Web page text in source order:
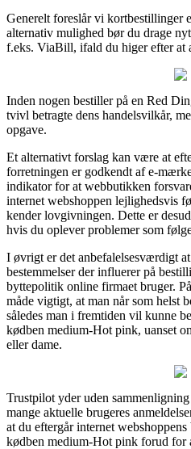
Generelt foreslår vi kortbestillinger
alternativ mulighed bør du drage
f.eks. ViaBill, ifald du higer efter at
Inden nogen bestiller på en Red
tvivl betragte dens handelsvilkår,
opgave.
Et alternativt forslag kan være at
forretningen er godkendt af e-
indikator for at webbutikken
internet webshoppen lejlighedsvis
kender lovgivningen. Dette er
hvis du oplever problemer som
I øvrigt er det anbefalelsesværdigt
bestemmelser der influerer på
byttepolitik online firmaet bruger.
måde vigtigt, at man når som helst
således man i fremtiden vil kunne
kødben medium-Hot pink, uanset
eller dame.
Trustpilot yder uden
mange aktuelle brugeres
at du eftergår internet
kødben medium-Hot pink forud for